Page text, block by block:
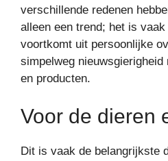
verschillende redenen
alleen een trend; het is
voortkomt uit persoonlijke
simpelweg nieuwsgierigheid
en producten.
Voor de dieren
Dit is vaak de belangrijkste